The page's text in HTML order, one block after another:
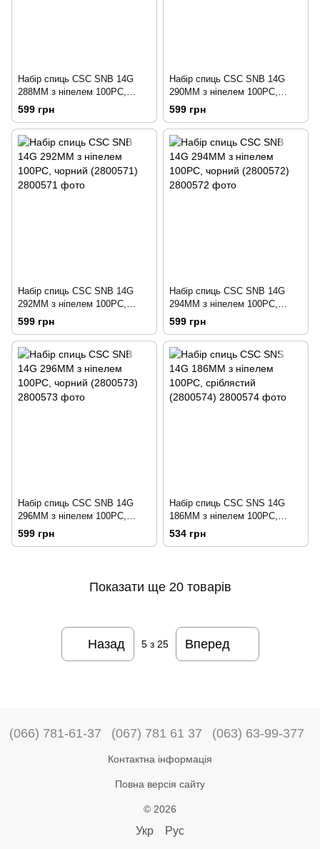
Набір спиць CSC SNB 14G
288MM з ніпелем 100PC,
чорний (2800569)
599 грн
Набір спиць CSC SNB 14G
290MM з ніпелем 100PC,
чорний (2800570)
599 грн
Набір спиць CSC SNB 14G
292MM з ніпелем 100PC,
чорний (2800571)
599 грн
Набір спиць CSC SNB 14G
294MM з ніпелем 100PC,
чорний (2800572)
599 грн
Набір спиць CSC SNB 14G
296MM з ніпелем 100PC,
чорний (2800573)
599 грн
Набір спиць CSC SNS 14G
186MM з ніпелем 100PC,
сріблястий (2800574)
534 грн
Показати ще 20 товарів
Назад 5з 25 Вперед
(066) 781-61-37 (067) 781 61 37 (063) 63-99-377
Контактна інформація
Повна версія сайту
© 2026
Укр Рус